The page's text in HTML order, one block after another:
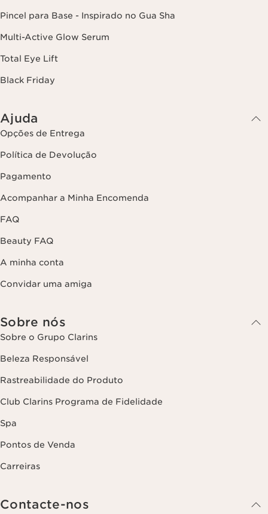
Pincel para Base - Inspirado no Gua Sha
Multi-Active Glow Serum
Total Eye Lift
Black Friday
Ajuda
Opções de Entrega
Política de Devolução
Pagamento
Acompanhar a Minha Encomenda
FAQ
Beauty FAQ
A minha conta
Convidar uma amiga
Sobre nós
Sobre o Grupo Clarins
Beleza Responsável
Rastreabilidade do Produto
Club Clarins Programa de Fidelidade
Spa
Pontos de Venda
Carreiras
Contacte-nos